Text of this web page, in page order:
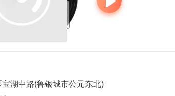
宝湖中路(鲁银城市公元东北)